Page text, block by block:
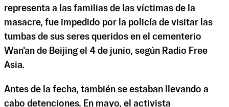
representa a las familias de las víctimas de la
masacre, fue impedido por la policía de visitar las
tumbas de sus seres queridos en el cementerio
Wan'an de Beijing el 4 de junio, según Radio Free
Asia.
Antes de la fecha, también se estaban llevando a
cabo detenciones. En mayo, el activista